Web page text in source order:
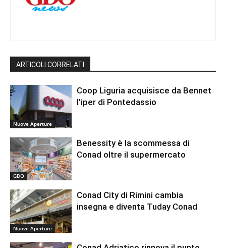
ARTICOLI CORRELATI
Nuove Aperture
Coop Liguria acquisisce da Bennet
l’iper di Pontedassio
GDO
Benessity è la scommessa di
Conad oltre il supermercato
Nuove Aperture
Conad City di Rimini cambia
insegna e diventa Tuday Conad